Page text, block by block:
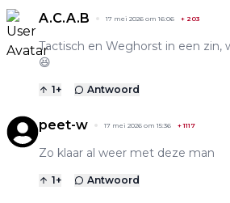
A.C.A.B 17 mei 2026 om 16:06 + 203
Tactisch en Weghorst in een zin,
😆
1+ Antwoord
peet-w 17 mei 2026 om 15:36 +1117
Zo klaar al weer met deze man
1+ Antwoord